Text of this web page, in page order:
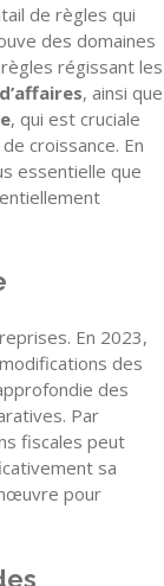
de règles qui
des domaines
régissant les
, ainsi que
, qui est cruciale
croissance. En
essentielle que
En 2023,
des
des
Par
fiscales peut
sa
pour